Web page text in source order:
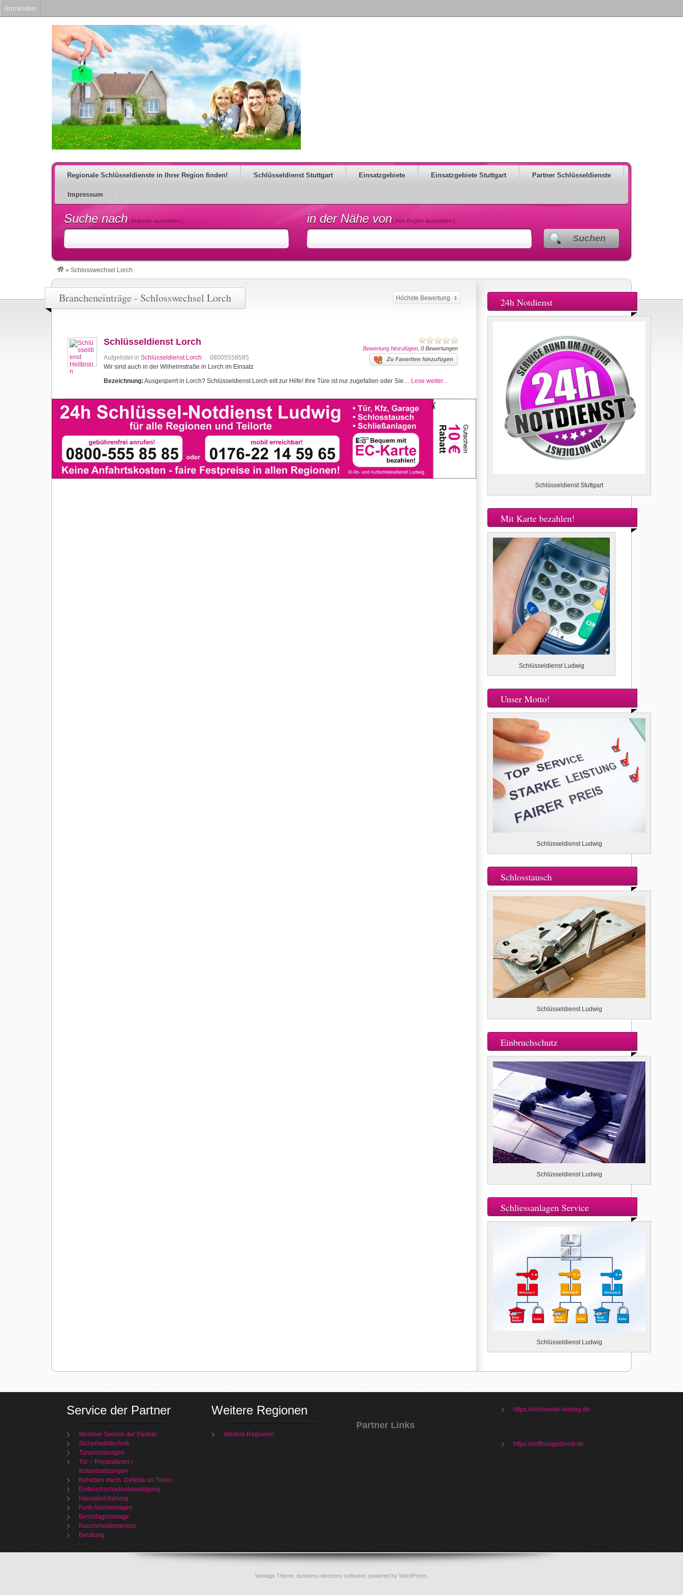
Regionale Schlüsseldienste in Ihrer Region finden! Schlüsseldienst Stuttgart Einsatzgebiete Einsatzgebiete Stuttgart Partner Schlüsseldienste
Impressum
Suche nach( Branche auswählen ) in der Nähe von( Ihre Region auswählen )
Suchen
» Schlosswechsel Lorch
Brancheneinträge - Schlosswechsel Lorch Höchste Bewertung
Bewertung hinzufügen , 0 Bewertungen
Schlüsseldienst Lorch
Aufgelistet in Schlüsseldienst Lorch Zu Favoriten hinzufügen
08005558585
Wir sind auch in der Wilhelmstraße in Lorch im Einsatz
Bezeichnung: Ausgesperrt in Lorch? Schlüsseldienst Lorch eilt zur Hilfe! Ihre Türe ist nur zugefallen oder Sie… Lese weiter...
24h Notdienst
Schlüsseldienst Stuttgart
Mit Karte bezahlen!
Schlüsseldienst Ludwig
Unser Motto!
Schlüsseldienst Ludwig
Schlosstausch
Schlüsseldienst Ludwig
Einbruchschutz
Schlüsseldienst Ludwig
Schliessanlagen Service
Schlüsseldienst Ludwig
Service der Partner
Weiterer Service der Partner
Sicherheitstechnik
Türumrüstungen
Tür – Reparaturen /
Instandsetzungen
Beheben mech. Defekte an Türen
Einbruchschadenbeseitigung
Hausabsicherung
Funk Alarmanlagen
Beschlagmontage
Rauchmelderservcie
Beratung
Weitere Regionen
Weitere Regionen
Partner Links
https://schluessel-ludwig.de
https://oeffnungsdienst.de
Vantage Theme, business directory software, powered by WordPress
Anmelden